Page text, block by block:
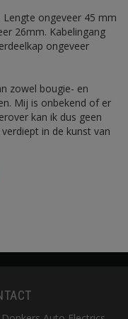
ongeveer 45 mm
26mm. Kabelingang
ongeveer
zowel bougie- en
Mij is onbekend of er
kan ik dus geen
in de kunst van